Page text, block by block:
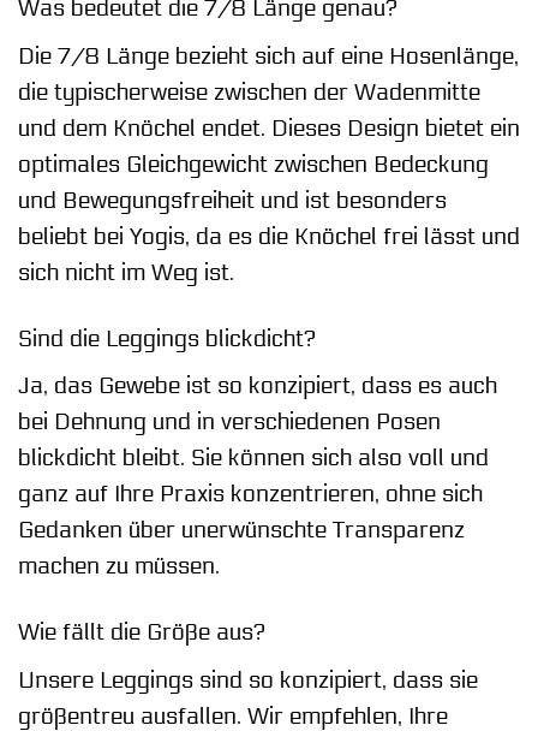
Was bedeutet die 7/8 Länge genau?
Die 7/8 Länge bezieht sich auf eine Hosenlänge,
die typischerweise zwischen der Wadenmitte
und dem Knöchel endet. Dieses Design bietet ein
optimales Gleichgewicht zwischen Bedeckung
und Bewegungsfreiheit und ist besonders
beliebt bei Yogis, da es die Knöchel frei lässt und
sich nicht im Weg ist.
Sind die Leggings blickdicht?
Ja, das Gewebe ist so konzipiert, dass es auch
bei Dehnung und in verschiedenen Posen
blickdicht bleibt. Sie können sich also voll und
ganz auf Ihre Praxis konzentrieren, ohne sich
Gedanken über unerwünschte Transparenz
machen zu müssen.
Wie fällt die Größe aus?
Unsere Leggings sind so konzipiert, dass sie
größentreu ausfallen. Wir empfehlen, Ihre